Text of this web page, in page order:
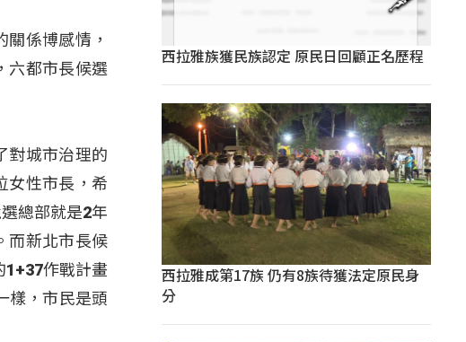
係博感情，
六都市長候選
對城市治理的
女性市長，希
總部就是2年
而新北市長候
1+37作戰計畫
樣，市民是頭
西拉雅族獲民族認定 原民日回顧正名歷程
西拉雅成第17族 仍有8族待獲法定原民身
分